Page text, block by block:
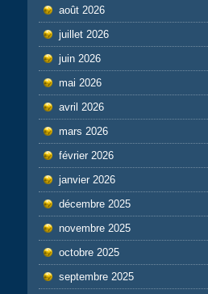
août 2026
juillet 2026
juin 2026
mai 2026
avril 2026
mars 2026
février 2026
janvier 2026
décembre 2025
novembre 2025
octobre 2025
septembre 2025